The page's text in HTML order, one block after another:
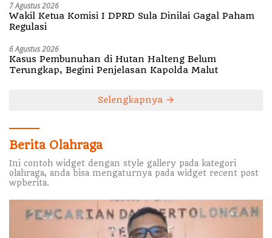
7 Agustus 2026
Wakil Ketua Komisi I DPRD Sula Dinilai Gagal Paham
Regulasi
6 Agustus 2026
Kasus Pembunuhan di Hutan Halteng Belum
Terungkap, Begini Penjelasan Kapolda Malut
Selengkapnya
Berita Olahraga
Ini contoh widget dengan style gallery pada kategori
olahraga, anda bisa mengaturnya pada widget recent post
wpberita.